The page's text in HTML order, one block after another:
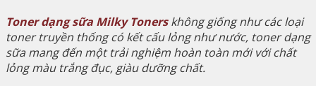
Toner dạng sữa Milky Tonerskhông giống như các loại
toner truyền thống có kết cấu lỏng như nước, toner dạng
sữa mang đến một trải nghiệm hoàn toàn mới với chất
lỏng màu trắng đục, giàu dưỡng chất.